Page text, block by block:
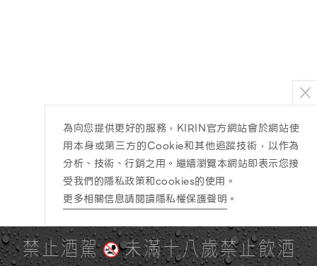
禁止酒駕 未滿十八歲禁止飲酒
為向您提供更好的服務，KIRIN官方網站會於網站使
用本身或第三方的Cookie和其他追蹤技術，以作為
分析、技術、行銷之用。繼續瀏覽本網站即表示您接
受我們的隱私政策和cookies的使用。
更多相關信息請閱讀隱私權保護聲明 。
PAGE TOP